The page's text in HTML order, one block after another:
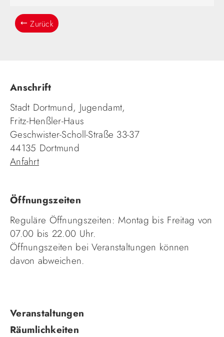
Zurück
Anschrift
Stadt Dortmund, Jugendamt,
Fritz-Henßler-Haus
Geschwister-Scholl-Straße 33-37
44135 Dortmund
Anfahrt
Öffnungszeiten
Reguläre Öffnungszeiten: Montag bis Freitag von
07.00 bis 22.00 Uhr.
Öffnungszeiten bei Veranstaltungen können
davon abweichen.
Navigation
überspringen
Veranstaltungen
Räumlichkeiten